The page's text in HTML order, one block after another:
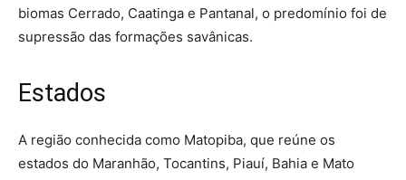
biomas Cerrado, Caatinga e Pantanal, o predomínio foi de
supressão das formações savânicas.
Estados
A região conhecida como Matopiba, que reúne os
estados do Maranhão, Tocantins, Piauí, Bahia e Mato